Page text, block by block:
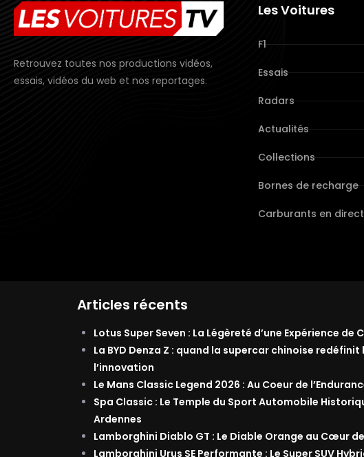
Retrouvez toutes nos productions vidéos,
essais, vidéos du web et nos reportages.
Les Voitures
F1
Essais
Radars
Actualités
Collections
Bornes de recharge
Carburants en direct
Articles récents
Lotus Super Seven : La Légèreté d’une Expérience de
La BYD Denza Z : quand la supercar chinoise
l’innovation
Le Mans Classic Legend 2026 : Au Coeur de
Spa Classic : Le Temple du Sport Automobile
Ardennes
Lamborghini Diablo GT : Le Diable Orange au Cœur
Lamborghini Urus SE Performante : Le Super SUV